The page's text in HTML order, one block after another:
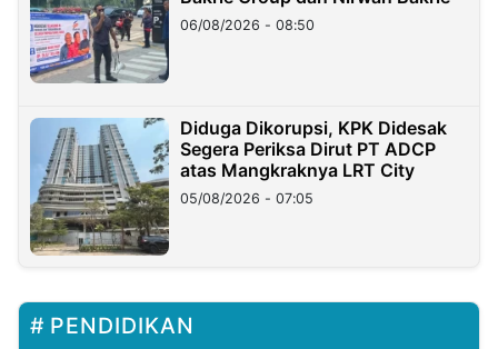
06/08/2026 - 08:50
Diduga Dikorupsi, KPK Didesak
Segera Periksa Dirut PT ADCP
atas Mangkraknya LRT City
05/08/2026 - 07:05
PENDIDIKAN